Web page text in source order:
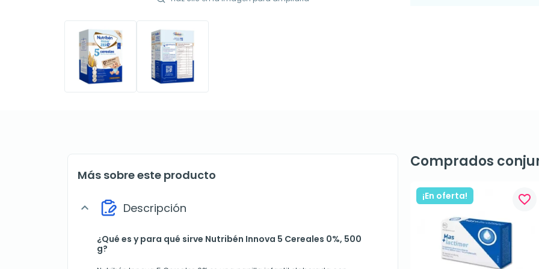
Más sobre este producto
expand_more Descripción
¿Qué es y para qué sirve Nutribén Innova 5 Cereales 0%, 500
g?
Comprados
¡En oferta! favorite_border